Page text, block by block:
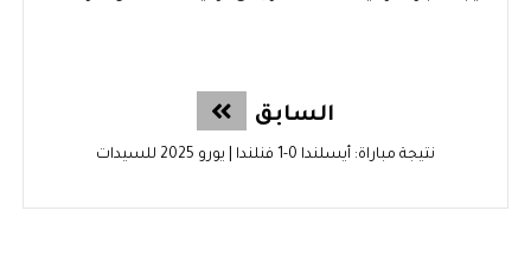
السابق
نتيجة مباراة: أيسلندا 0-1 فنلندا | يورو 2025 للسيدات